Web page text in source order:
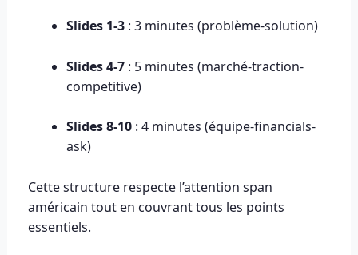
Slides 1-3: 3 minutes (problème-solution)
Slides 4-7: 5 minutes (marché-traction-
competitive)
Slides 8-10: 4 minutes (équipe-financials-
ask)
Cette structure respecte l’attention span
américain tout en couvrant tous les points
essentiels.